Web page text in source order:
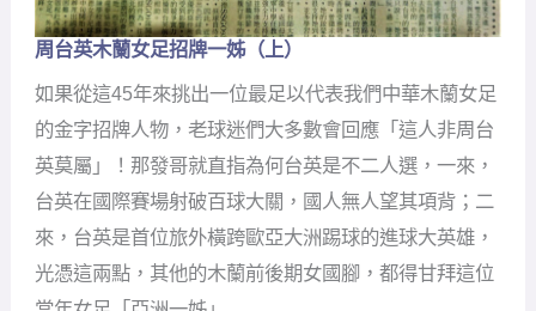
周台英木蘭女足招牌一姊（上）
如果從這45年來挑出一位最足以代表我們中華木蘭女足
的金字招牌人物，老球迷們大多數會回應「這人非周台
英莫屬」！那發哥就直指為何台英是不二人選，一來，
台英在國際賽場射破百球大關，國人無人望其項背；二
來，台英是首位旅外橫跨歐亞大洲踢球的進球大英雄，
光憑這兩點，其他的木蘭前後期女國腳，都得甘拜這位
周
英
木
蘭
女
足
招
牌
一
姊